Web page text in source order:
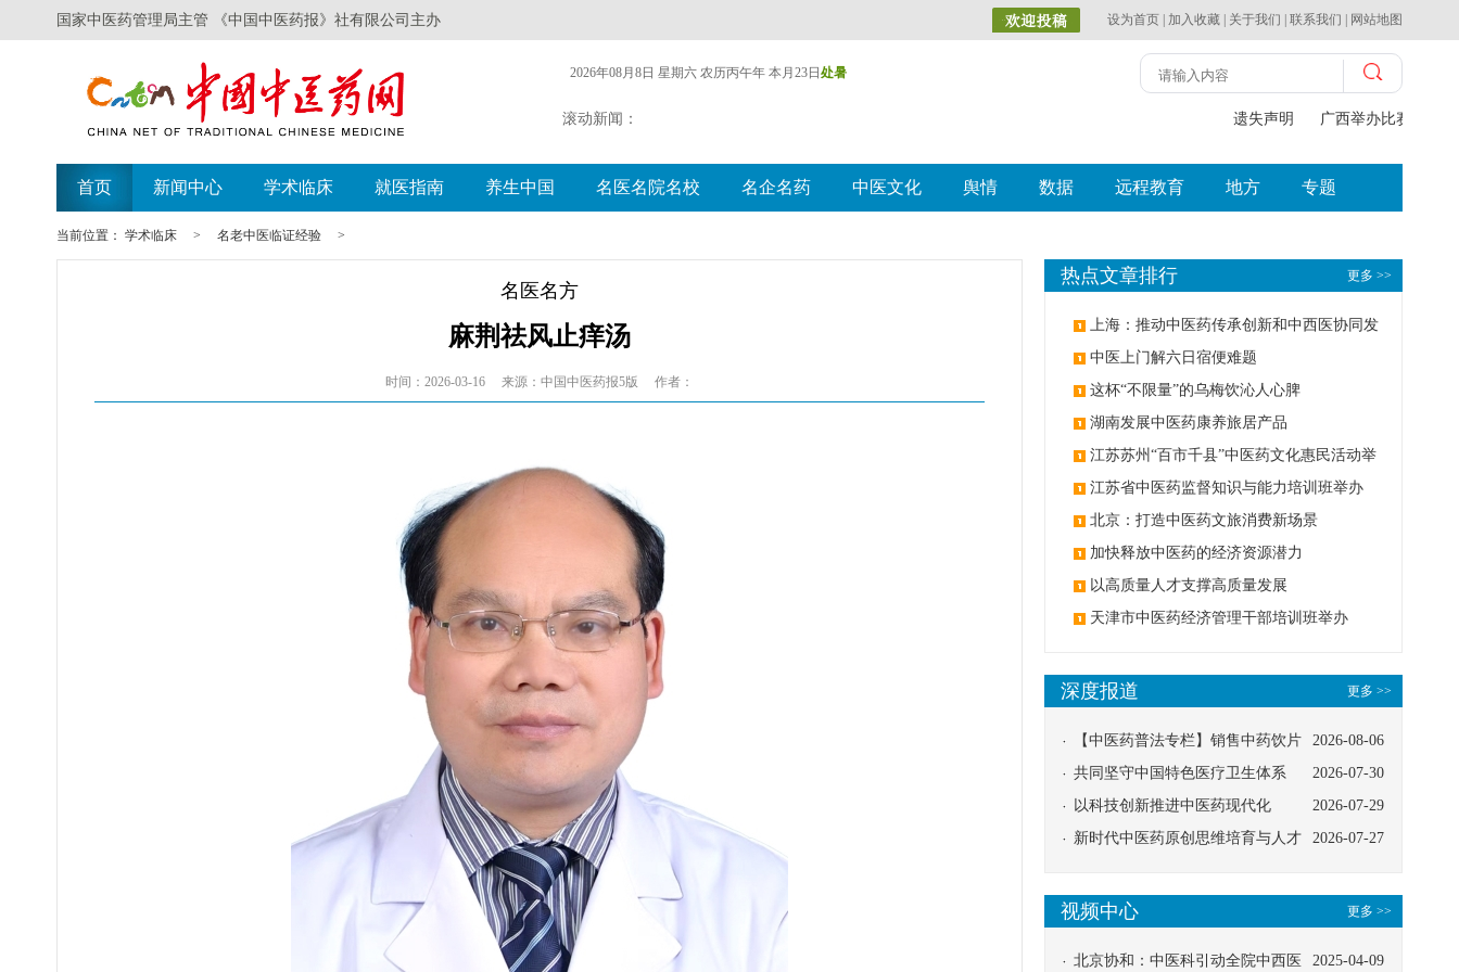
国家中医药管理局主管 《中国中医药报》社有限公司主办 设为首页 加入收藏 关于我们 联系我们 网站地图
2026年08月8日 星期六 农历丙午年 本月23日 处暑
滚动新闻： 遗失声明 广西举办比赛探索
首页 新闻中心 学术临床 就医指南 养生中国 名医名院名校 名企名药 中医文化 舆情 数据 远程教育 地方 专题
当前位置： 学术临床 > 名老中医临证经验 >
名医名方
麻荆祛风止痒汤
时间：2026-03-16 来源：中国中医药报5版 作者：
更多 >>
热点文章排行
上海：推动中医药传承创新和中西医协同发
展 中医上门解六日宿便难题
这杯“不限量”的乌梅饮沁人心脾
湖南发展中医药康养旅居产品
江苏苏州“百市千县”中医药文化惠民活动举
办 江苏省中医药监督知识与能力培训班举办
北京：打造中医药文旅消费新场景
加快释放中医药的经济资源潜力
以高质量人才支撑高质量发展
天津市中医药经济管理干部培训班举办
更多 >>
深度报道
2026-08-06
【中医药普法专栏】销售中药饮片
应告知煎服方法及注意事项
2026-07-30
共同坚守中国特色医疗卫生体系
2026-07-29
以科技创新推进中医药现代化
2026-07-27
新时代中医药原创思维培育与人才
更多 >>
视频中心
2025-04-09
北京协和：中医科引动全院中西医